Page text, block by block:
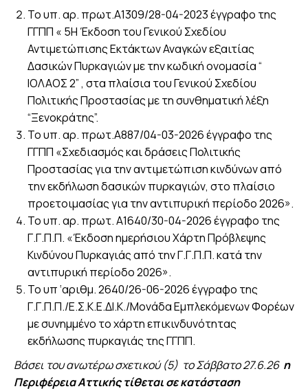
Το υπ. αρ. πρωτ.Α1309/28-04-2023 έγγραφο της
ΓΓΠΠ « 5Η Έκδοση του Γενικού Σχεδίου
Αντιμετώπισης Εκτάκτων Αναγκών εξαιτίας
Δασικών Πυρκαγιών με την κωδική ονομασία “
ΙΟΛΑΟΣ 2” , στα πλαίσια του Γενικού Σχεδίου
Πολιτικής Προστασίας με τη συνθηματική λέξη
“Ξενοκράτης”.
Το υπ. αρ. πρωτ.A887/04-03-2026 έγγραφο της
ΓΓΠΠ «Σχεδιασμός και δράσεις Πολιτικής
Προστασίας για την αντιμετώπιση κινδύνων από
την εκδήλωση δασικών πυρκαγιών, στο πλαίσιο
προετοιμασίας για την αντιπυρική περίοδο 2026».
Το υπ. αρ. πρωτ. Α1640/30-04-2026 έγγραφο της
Γ.Γ.Π.Π. «Έκδοση ημερήσιου Χάρτη Πρόβλεψης
Κινδύνου Πυρκαγιάς από την Γ.Γ.Π.Π. κατά την
αντιπυρική περίοδο 2026».
Το υπ ‘αριθμ. 2640/26-06-2026 έγγραφο της
Γ.Γ.Π.Π./Ε.Σ.Κ.Ε.ΔΙ.Κ./Μονάδα Εμπλεκόμενων Φορέων
με συνημμένο το χάρτη επικινδυνότητας
εκδήλωσης πυρκαγιάς της ΓΓΠΠ.
Βάσει του ανωτέρω σχετικού (5) το Σάββατο 27.6.26 η
Περιφέρεια Αττικής τίθεται σε κατάσταση